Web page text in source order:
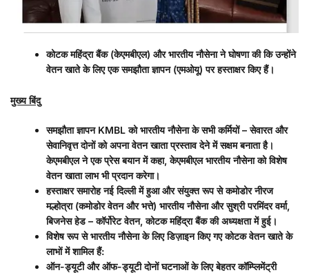
कोटक महिंद्रा बैंक (केएमबीएल) और भारतीय नौसेना ने घोषणा की कि उन्होंने
वेतन खाते के लिए एक समझौता ज्ञापन (एमओयू) पर हस्ताक्षर किए हैं।
मुख्य बिंदु
समझौता ज्ञापन KMBLको भारतीय नौसेना के सभी कर्मियों – सेवारत और
सेवानिवृत्त दोनों को अपना वेतन खाता प्रस्ताव देने में सक्षम बनाता है।
केएमबीएल ने एक प्रेस बयान में कहा,केएमबीएल भारतीय नौसेना को विशेष
वेतन खाता लाभ भी प्रदान करेगा।
हस्ताक्षर समारोह नई दिल्ली में हुआ और संयुक्त रूप से कमोडोर नीरज
मल्होत्रा ​​(कमोडोर वेतन और भत्ते) भारतीय नौसेना और सुश्री परमिंदर वर्मा,
बिजनेस हेड – कॉर्पोरेट वेतन,कोटक महिंद्रा बैंक की अध्यक्षता में हुई।
विशेष रूप से भारतीय नौसेना के लिए डिज़ाइन किए गए कोटक वेतन खाते के
लाभों में शामिल हैं:
ऑन-ड्यूटी और ऑफ-ड्यूटी दोनों घटनाओं के लिए बेहतर कॉम्प्लिमेंट्री